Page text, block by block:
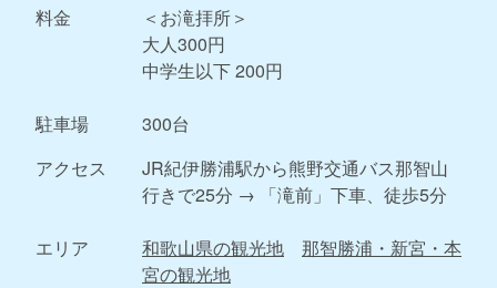
料金
＜お滝拝所＞
大人300円
中学生以下 200円
駐車場
300台
アクセス
JR紀伊勝浦駅から熊野交通バス那智山
行きで25分 → 「滝前」下車、徒歩5分
エリア 和歌山県の観光地
那智勝浦・新宮・本
宮の観光地